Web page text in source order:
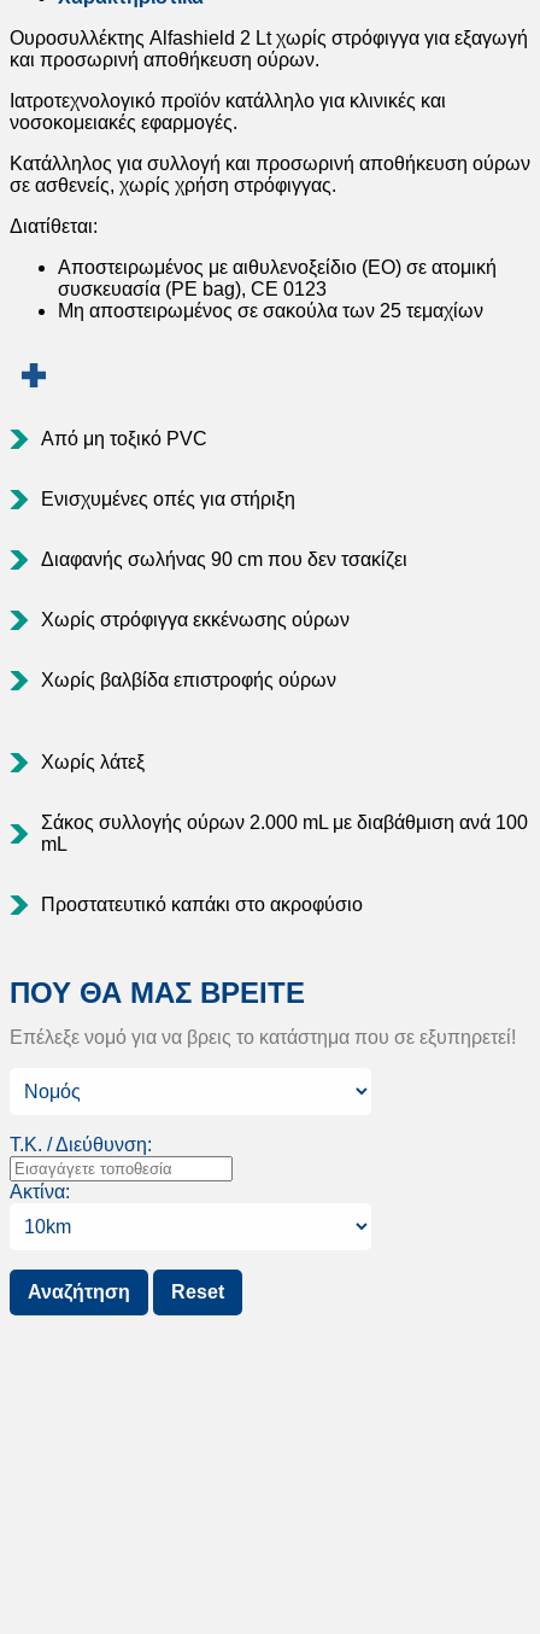
Ουροσυλλέκτης Alfashield 2 Lt χωρίς στρόφιγγα για εξαγωγή
και προσωρινή αποθήκευση ούρων.
Ιατροτεχνολογικό προϊόν κατάλληλο για κλινικές και
νοσοκομειακές εφαρμογές.
Κατάλληλος για συλλογή και προσωρινή αποθήκευση ούρων
σε ασθενείς, χωρίς χρήση στρόφιγγας.
Διατίθεται:
Αποστειρωμένος με αιθυλενοξείδιο (ΕΟ) σε ατομική
συσκευασία (PE bag), CE 0123
Μη αποστειρωμένος σε σακούλα των 25 τεμαχίων
Από μη τοξικό PVC
Ενισχυμένες οπές για στήριξη
Διαφανής σωλήνας 90 cm που δεν τσακίζει
Χωρίς στρόφιγγα εκκένωσης ούρων
Χωρίς βαλβίδα επιστροφής ούρων
Χωρίς λάτεξ
Σάκος συλλογής ούρων 2.000 mL με διαβάθμιση ανά 100
mL
Προστατευτικό καπάκι στο ακροφύσιο
ΠΟΥ ΘΑ ΜΑΣ ΒΡΕΙΤΕ
Επέλεξε νομό για να βρεις το κατάστημα που σε εξυπηρετεί!
Τ.Κ. / Διεύθυνση:
Ακτίνα: